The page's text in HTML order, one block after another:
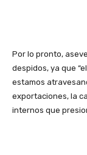
Por lo pronto,
despidos, ya que
estamos
exportaciones, la
internos que